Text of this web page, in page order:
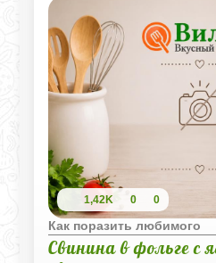
1,42K 0 0
Как поразить любимого
Свинина в фольге с